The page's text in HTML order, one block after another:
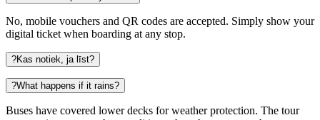
No, mobile vouchers and QR codes are accepted. Simply show your
digital ticket when boarding at any stop.
?Kas notiek, ja līst?
?What happens if it rains?
Buses have covered lower decks for weather protection. The tour